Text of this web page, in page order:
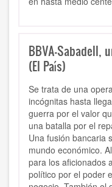
BBVA-Sabadell,
(El País)
Se trata de una
incógnitas hasta
guerra por el valor
una batalla por el
Una fusión bancaria
mundo económico.
para los aficionados
político por el poder